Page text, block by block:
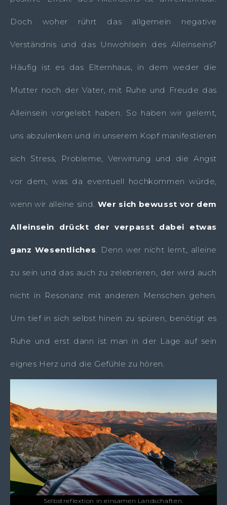
Doch woher rührt das allgemein negative
Verständnis und das Unwohlsein des Alleinseins?
Häufig ist es das Elternhaus, in dem weder die
Mutter noch der Vater, mit Ruhe und Freude das
Alleinsein vorgelebt haben. So haben wir gelernt,
uns abzulenken und in unserem Kopf manifestieren
sich Stress, Probleme, Verwirrung und die Angst
vor dem, was da eventuell hochkommen würde,
wenn wir alleine sind. Wer sich bewusst vor dem
Alleinsein drückt der verpasst dabei etwas
ganz Wesentliches. Denn wer nicht lernt, alleine
zu sein und das auch zu zelebrieren, der wird auch
nicht in Resonanz mit anderen Menschen gehen.
Um tief in sich selbst hinein zu spüren, benötigt es
Ruhe und erst dann ist man in der Lage auf sein
eignes Herz und die Gefühle zu hören.
Selbstreflextion in einsamen Landschaften.